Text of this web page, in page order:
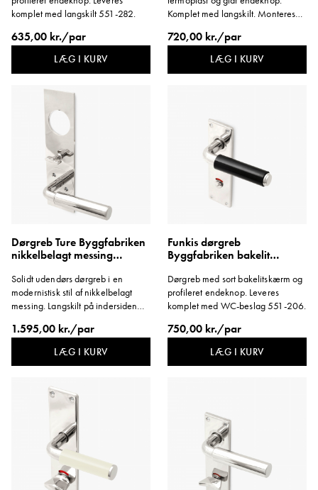
komplet med langskilt 551-282.
635,00 kr./par
LÆG I KURV
Komplet med langskilt. Monteres
720,00 kr./par
LÆG I KURV
Dørgreb Ture Byggfabriken
nikkelbelagt messing
Solidt udendørs dørgreb i en
modernistisk stil af nikkelbelagt
messing. Langskilt på indersiden
Evolution med rund cylinder og
roset på ydersiden. Fås også som
variant til indvendig dør.
1.595,00 kr./par
LÆG I KURV
Funkis dørgreb
Byggfabriken bakelit
Dørgreb med sort bakelitskærm og
profileret endeknop. Leveres
komplet med WC-beslag 551-206.
750,00 kr./par
LÆG I KURV